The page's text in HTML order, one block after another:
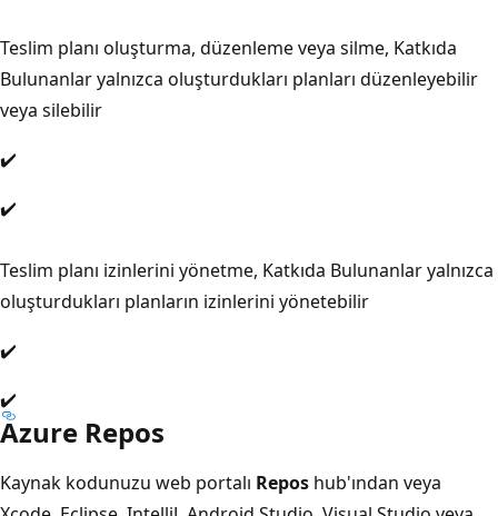
Teslim planı oluşturma, düzenleme veya silme, Katkıda
Bulunanlar yalnızca oluşturdukları planları düzenleyebilir
veya silebilir
✔️
✔️
Teslim planı izinlerini yönetme, Katkıda Bulunanlar yalnızca
oluşturdukları planların izinlerini yönetebilir
✔️
✔️
Azure Repos
Kaynak kodunuzu web portalı Repos hub'ından veya